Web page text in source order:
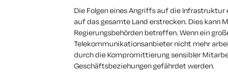
Die Folgen eines Angriffs auf die
auf das gesamte Land erstrecken. Dies kann
Regierungsbehörden betreffen. Wenn ein
Telekommunikationsanbieter nicht mehr
durch die Kompromittierung sensibler
Geschäftsbeziehungen gefährdet werden.